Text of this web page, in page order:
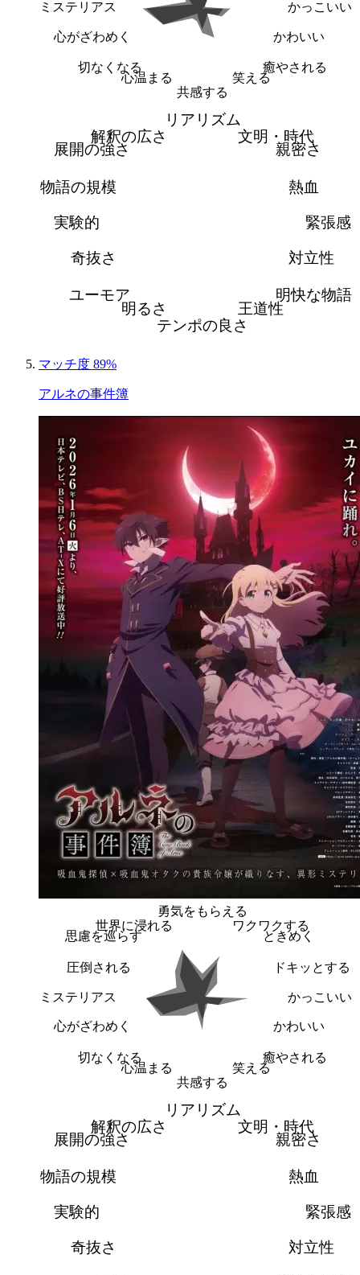
かっこいい
かわいい
癒やされる
笑える
共感する
心温まる
切なくなる
心がざわめく
ミステリアス
リアリズム
文明・時代
親密さ
熱血
緊張感
対立性
明快な物語
王道性
テンポの良さ
明るさ
ユーモア
奇抜さ
実験的
物語の規模
展開の強さ
解釈の広さ
マッチ度 89%
アルネの事件簿
勇気をもらえる
ワクワクする
ときめく
ドキッとする
かっこいい
かわいい
癒やされる
笑える
共感する
心温まる
切なくなる
心がざわめく
ミステリアス
圧倒される
思慮を巡らす
世界に浸れる
リアリズム
文明・時代
親密さ
熱血
緊張感
対立性
奇抜さ
実験的
物語の規模
展開の強さ
解釈の広さ